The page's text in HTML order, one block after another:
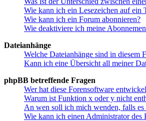
Wie kann ich ein Lesezeichen auf ein
Wie kann ich ein Forum abonnieren?
Wie deaktiviere ich meine
Dateianhänge
Welche Dateianhänge sind in diesem
Kann ich eine Übersicht all meiner
phpBB betreffende Fragen
Wer hat diese Forensoftware
Warum ist Funktion x oder y nicht
An wen soll ich mich wenden, falls
Wie kann ich einen Administrator des